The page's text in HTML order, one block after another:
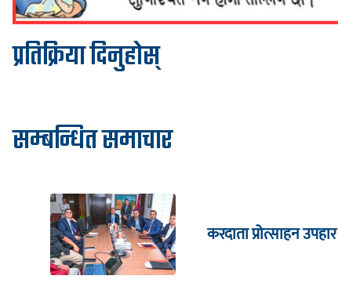
प्रतिक्रिया दिनुहोस्
सम्बन्धित समाचार
करदाता प्रोत्साहन